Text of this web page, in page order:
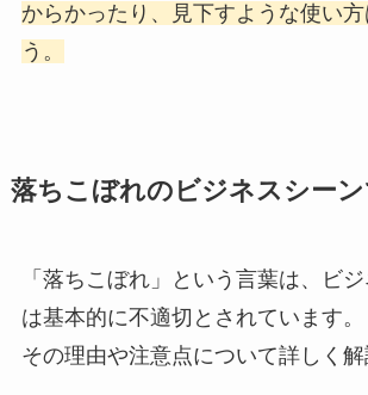
からかったり、見下すような使い方
う。
落ちこぼれのビジネスシー
「落ちこぼれ」という言葉は、ビ
は基本的に不適切とされています。
その理由や注意点について詳しく解